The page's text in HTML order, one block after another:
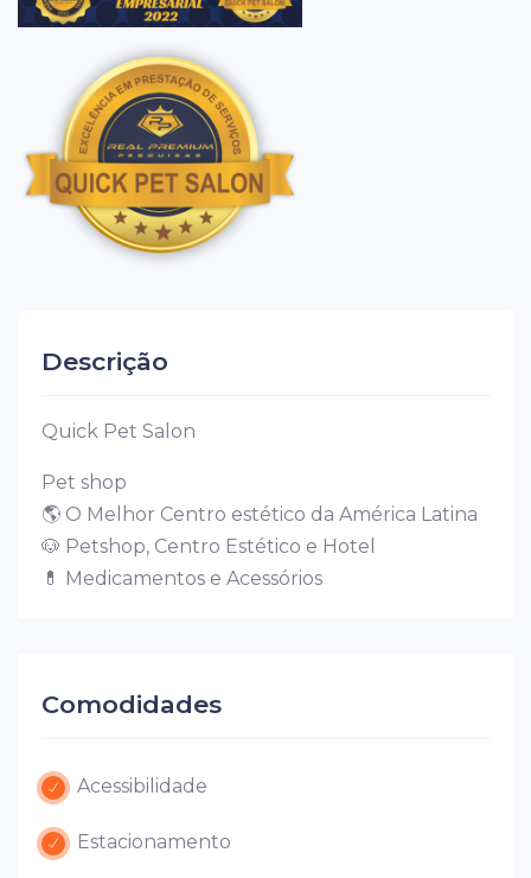
Descrição
Quick Pet Salon
Pet shop
🌎 O Melhor Centro estético da América Latina
🐶 Petshop, Centro Estético e Hotel
💊 Medicamentos e Acessórios
Comodidades
Acessibilidade
Estacionamento